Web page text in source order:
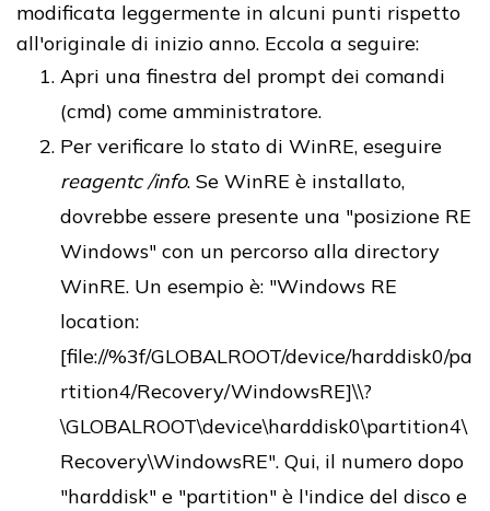
modificata leggermente in alcuni punti rispetto
all'originale di inizio anno. Eccola a seguire:
Apri una finestra del prompt dei comandi
(cmd) come amministratore.
Per verificare lo stato di WinRE, eseguire
reagentc /info. Se WinRE è installato,
dovrebbe essere presente una "posizione RE
Windows" con un percorso alla directory
WinRE. Un esempio è: "Windows RE
location:
[file://%3f/GLOBALROOT/device/harddisk0/pa
rtition4/Recovery/WindowsRE]\\?
\GLOBALROOT\device\harddisk0\partition4\
Recovery\WindowsRE". Qui, il numero dopo
"harddisk" e "partition" è l'indice del disco e